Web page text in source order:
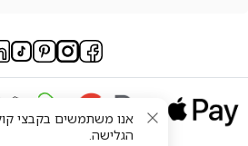
אנו משתמשים בקבצי
הגלישה.